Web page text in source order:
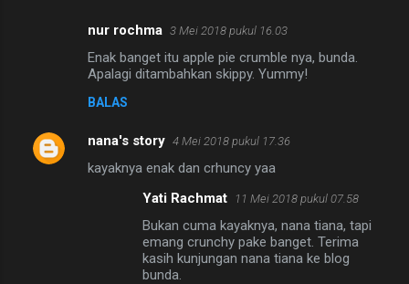
nur rochma 3 Mei 2018 pukul 16.03
Enak banget itu apple pie crumble nya, bunda.
Apalagi ditambahkan skippy. Yummy!
BALAS
nana's story 4 Mei 2018 pukul 17.36
kayaknya enak dan crhuncy yaa
Yati Rachmat 11 Mei 2018 pukul 07.58
Bukan cuma kayaknya, nana tiana, tapi
emang crunchy pake banget. Terima
kasih kunjungan nana tiana ke blog
bunda.